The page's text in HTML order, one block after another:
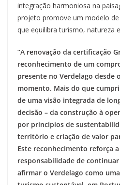
integração harmoniosa na
projeto promove um modelo
que equilibra turismo, natureza
“A renovação da certificação
reconhecimento de um
presente no Verdelago desde
momento. Mais do que
de uma visão integrada de
decisão – da construção à
por princípios de
território e criação de valor
Este reconhecimento reforça
responsabilidade de
afirmar o Verdelago como